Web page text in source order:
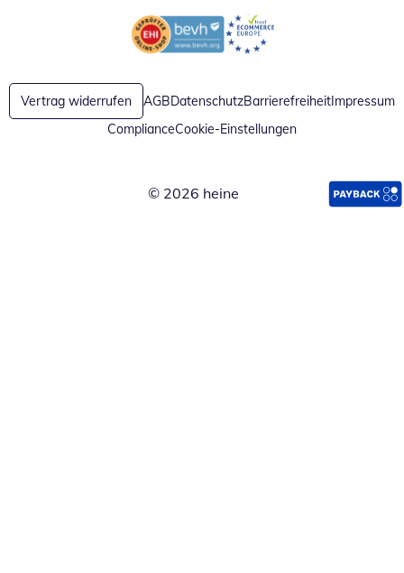
Öffnet in neuem FensterÖffnet in neuem Fenster
Vertrag widerrufen AGBDatenschutzBarrierefreiheitImpressum
ComplianceCookie-Einstellungen
© 2026 heine